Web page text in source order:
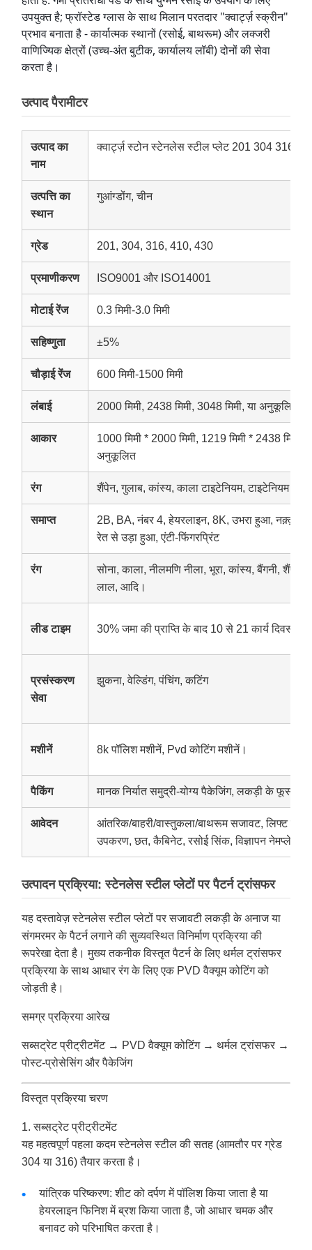
उपयुक्त है; फ्रॉस्टेड ग्लास के साथ मिलान परतदार "क्वार्ट्ज़ स्क्रीन"
प्रभाव बनाता है - कार्यात्मक स्थानों (रसोई, बाथरूम) और लक्जरी
वाणिज्यिक क्षेत्रों (उच्च-अंत बुटीक, कार्यालय लॉबी) दोनों की सेवा
करता है।
उत्पाद पैरामीटर
उत्पाद का
नाम
क्वार्ट्ज़ स्टोन स्टेनलेस स्टील प्लेट 201 304 316
उत्पत्ति का
स्थान
गुआंग्डोंग, चीन
ग्रेड 201, 304, 316, 410, 430
प्रमाणीकरण ISO9001 और ISO14001
मोटाई रेंज 0.3 मिमी-3.0 मिमी
सहिष्णुता ±5%
चौड़ाई रेंज 600 मिमी-1500 मिमी
लंबाई 2000 मिमी, 2438 मिमी, 3048 मिमी, या अनुकूलित
आकार
1000 मिमी * 2000 मिमी, 1219 मिमी * 2438 मिमी,
अनुकूलित
रंग शैंपेन, गुलाब, कांस्य, काला टाइटेनियम, टाइटेनियम
समाप्त
2B, BA, नंबर 4, हेयरलाइन, 8K, उभरा हुआ,
रेत से उड़ा हुआ, एंटी-फिंगरप्रिंट
रंग
सोना, काला, नीलमणि नीला, भूरा, कांस्य, बैंगनी, शैंपेन
लाल, आदि।
लीड टाइम 30% जमा की प्राप्ति के बाद 10 से 21 कार्य दिवस
प्रसंस्करण
सेवा
झुकना, वेल्डिंग, पंचिंग, कटिंग
मशीनें 8k पॉलिश मशीनें, Pvd कोटिंग मशीनें।
पैकिंग मानक निर्यात समुद्री-योग्य पैकेजिंग, लकड़ी के फूस
आवेदन
आंतरिक/बाहरी/वास्तुकला/बाथरूम सजावट, लिफ्ट
उपकरण, छत, कैबिनेट, रसोई सिंक, विज्ञापन नेमप्लेट
उत्पादन प्रक्रिया: स्टेनलेस स्टील प्लेटों पर पैटर्न ट्रांसफर
यह दस्तावेज़ स्टेनलेस स्टील प्लेटों पर सजावटी लकड़ी के अनाज या
संगमरमर के पैटर्न लगाने की सुव्यवस्थित विनिर्माण प्रक्रिया की
रूपरेखा देता है। मुख्य तकनीक विस्तृत पैटर्न के लिए थर्मल ट्रांसफर
प्रक्रिया के साथ आधार रंग के लिए एक PVD वैक्यूम कोटिंग को
जोड़ती है।
समग्र प्रक्रिया आरेख
सब्सट्रेट प्रीट्रीटमेंट → PVD वैक्यूम कोटिंग → थर्मल ट्रांसफर →
पोस्ट-प्रोसेसिंग और पैकेजिंग
विस्तृत प्रक्रिया चरण
1. सब्सट्रेट प्रीट्रीटमेंट
यह महत्वपूर्ण पहला कदम स्टेनलेस स्टील की सतह (आमतौर पर ग्रेड
304 या 316) तैयार करता है।
यांत्रिक परिष्करण: शीट को दर्पण में पॉलिश किया जाता है या
हेयरलाइन फिनिश में ब्रश किया जाता है, जो आधार चमक और
बनावट को परिभाषित करता है।